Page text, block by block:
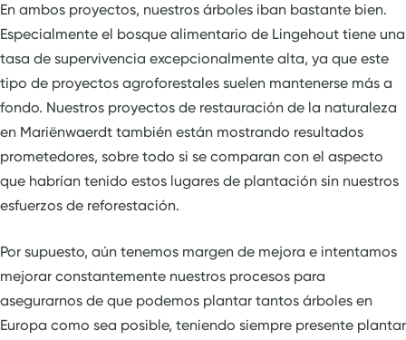
En ambos proyectos, nuestros árboles iban bastante bien.
Especialmente el bosque alimentario de Lingehout tiene una
tasa de supervivencia excepcionalmente alta, ya que este
tipo de proyectos agroforestales suelen mantenerse más a
fondo. Nuestros proyectos de restauración de la naturaleza
en Mariënwaerdt también están mostrando resultados
prometedores, sobre todo si se comparan con el aspecto
que habrían tenido estos lugares de plantación sin nuestros
esfuerzos de reforestación.
Por supuesto, aún tenemos margen de mejora e intentamos
mejorar constantemente nuestros procesos para
asegurarnos de que podemos plantar tantos árboles en
Europa como sea posible, teniendo siempre presente plantar